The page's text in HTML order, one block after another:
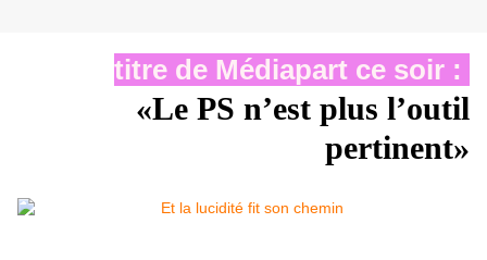
titre de Médiapart ce soir :
«Le PS n’est plus l’outil
pertinent»